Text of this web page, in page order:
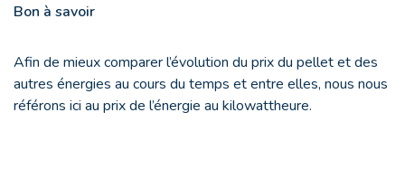
Bon à savoir
Afin de mieux comparer l’évolution du prix du pellet et des
autres énergies au cours du temps et entre elles, nous nous
référons ici au prix de l’énergie au kilowattheure.